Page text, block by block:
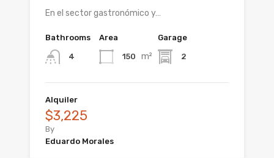
En el sector gastronómico y…
Bathrooms
4
Area
150 m²
Garage
2
Alquiler
$3,225
By
Eduardo Morales